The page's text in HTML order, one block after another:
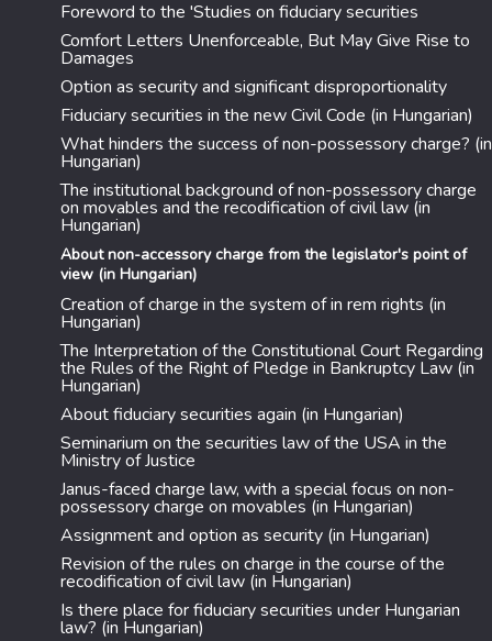
Foreword to the 'Studies on fiduciary securities
Comfort Letters Unenforceable, But May Give Rise to
Damages
Option as security and significant disproportionality
Fiduciary securities in the new Civil Code (in Hungarian)
What hinders the success of non-possessory charge? (in
Hungarian)
The institutional background of non-possessory charge
on movables and the recodification of civil law (in
Hungarian)
About non-accessory charge from the legislator's point of
view (in Hungarian)
Creation of charge in the system of in rem rights (in
Hungarian)
The Interpretation of the Constitutional Court Regarding
the Rules of the Right of Pledge in Bankruptcy Law (in
Hungarian)
About fiduciary securities again (in Hungarian)
Seminarium on the securities law of the USA in the
Ministry of Justice
Janus-faced charge law, with a special focus on non-
possessory charge on movables (in Hungarian)
Assignment and option as security (in Hungarian)
Revision of the rules on charge in the course of the
recodification of civil law (in Hungarian)
Is there place for fiduciary securities under Hungarian
law? (in Hungarian)